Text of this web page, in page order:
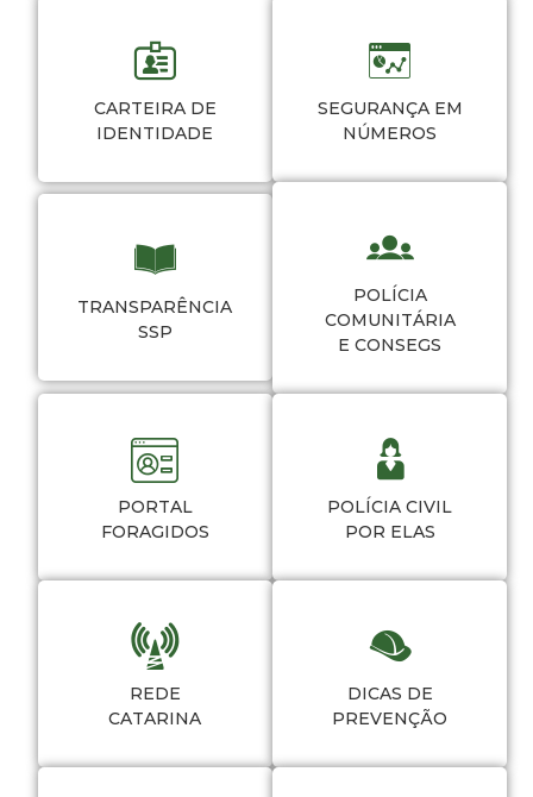
CARTEIRA DE
IDENTIDADE
SEGURANÇA EM
NÚMEROS
TRANSPARÊNCIA
SSP
POLÍCIA
COMUNITÁRIA
E CONSEGS
PORTAL
FORAGIDOS
POLÍCIA CIVIL
POR ELAS
REDE
CATARINA
DICAS DE
PREVENÇÃO